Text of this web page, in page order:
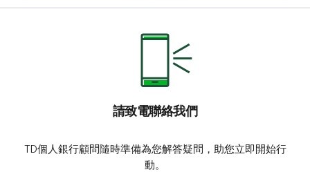
請致電聯絡我們
TD個人銀行顧問隨時準備為您解答疑問，助您立即開始行
動。